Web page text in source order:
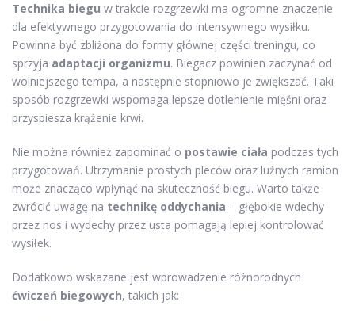
Technika biegu w trakcie rozgrzewki ma ogromne znaczenie
dla efektywnego przygotowania do intensywnego wysiłku.
Powinna być zbliżona do formy głównej części treningu, co
sprzyja adaptacji organizmu. Biegacz powinien zaczynać od
wolniejszego tempa, a następnie stopniowo je zwiększać. Taki
sposób rozgrzewki wspomaga lepsze dotlenienie mięśni oraz
przyspiesza krążenie krwi.
Nie można również zapominać o postawie ciała podczas tych
przygotowań. Utrzymanie prostych pleców oraz luźnych ramion
może znacząco wpłynąć na skuteczność biegu. Warto także
zwrócić uwagę na technikę oddychania – głębokie wdechy
przez nos i wydechy przez usta pomagają lepiej kontrolować
wysiłek.
Dodatkowo wskazane jest wprowadzenie różnorodnych
ćwiczeń biegowych, takich jak: